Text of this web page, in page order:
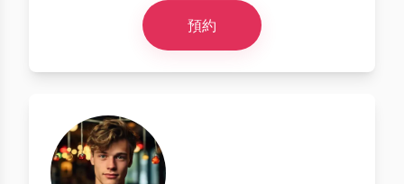
預約